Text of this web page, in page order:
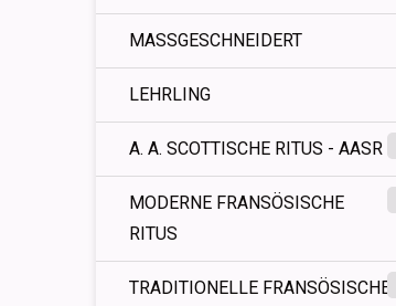
MASSGESCHNEIDERT
LEHRLING
A. A. SCOTTISCHE RITUS - AASR
MODERNE FRANSÖSISCHE
RITUS
TRADITIONELLE FRANSÖSISCHE